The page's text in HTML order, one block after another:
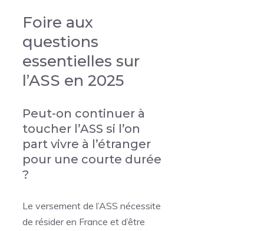
Foire aux
questions
essentielles sur
l’ASS en 2025
Peut-on continuer à
toucher l’ASS si l’on
part vivre à l’étranger
pour une courte durée
?
Le versement de l’ASS nécessite
de résider en France et d’être